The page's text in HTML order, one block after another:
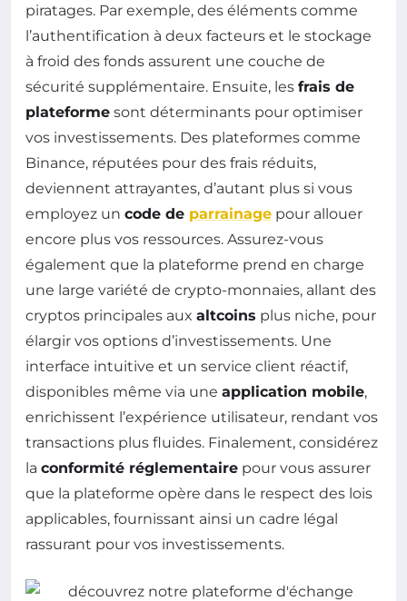
piratages. Par exemple, des éléments comme
l’authentification à deux facteurs et le stockage
à froid des fonds assurent une couche de
sécurité supplémentaire. Ensuite, les frais de
plateforme sont déterminants pour optimiser
vos investissements. Des plateformes comme
Binance, réputées pour des frais réduits,
deviennent attrayantes, d’autant plus si vous
employez un code de parrainage pour allouer
encore plus vos ressources. Assurez-vous
également que la plateforme prend en charge
une large variété de crypto-monnaies, allant des
cryptos principales aux altcoins plus niche, pour
élargir vos options d’investissements. Une
interface intuitive et un service client réactif,
disponibles même via une application mobile,
enrichissent l’expérience utilisateur, rendant vos
transactions plus fluides. Finalement, considérez
la conformité réglementaire pour vous assurer
que la plateforme opère dans le respect des lois
applicables, fournissant ainsi un cadre légal
rassurant pour vos investissements.